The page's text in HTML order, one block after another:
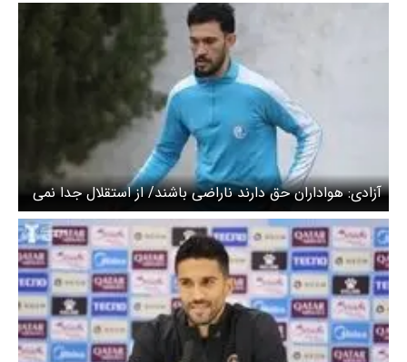
آزادی: هواداران حق دارند ناراضی باشند/ از استقلال جدا نمی
شوم